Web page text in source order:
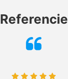
Referencie